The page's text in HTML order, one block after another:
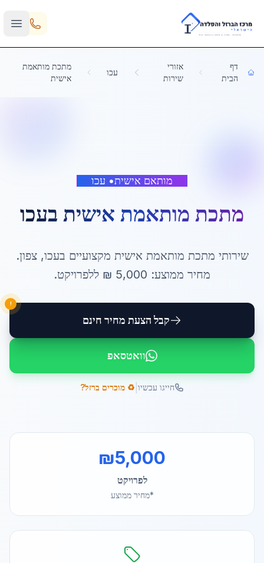
Skip to main content
דף
הבית
אזורי
שירות
עכו
מתכת מותאמת
אישית
מותאם אישית• עכו
מתכת מותאמת אישית בעכו
שירותי מתכת מותאמת אישית מקצועיים בעכו,צפון.
מחיר ממוצע: 5,000 ₪ ללפרויקט.
קבל הצעת מחיר חינם
!
וואטסאפ
חייגו עכשיו ♻️ מוכרים ברזל?
₪5,000
לפרויקט
*מחיר ממוצע